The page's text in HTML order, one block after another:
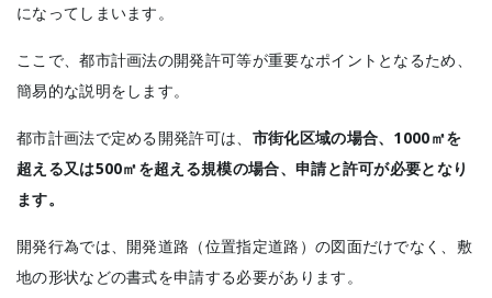
になってしまいます。
ここで、都市計画法の開発許可等が重要なポイントとなるため、
簡易的な説明をします。
都市計画法で定める開発許可は、 市街化区域の場合、1000㎡を
超える又は500㎡を超える規模の場合、申請と許可が必要となり
ます。
開発行為では、開発道路（位置指定道路）の図面だけでなく、敷
地の形状などの書式を申請する必要があります。